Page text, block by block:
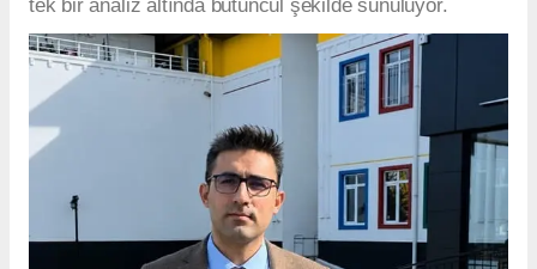
tek bir analiz altında bütüncül şekilde sunuluyor.